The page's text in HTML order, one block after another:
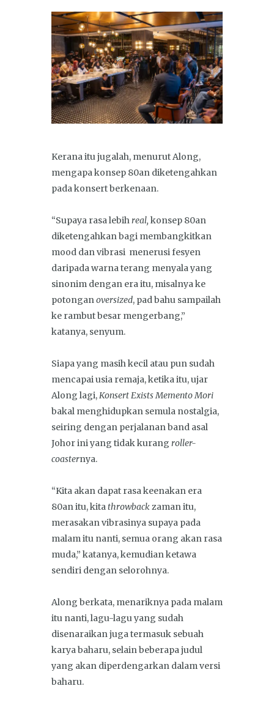
Kerana itu jugalah, menurut Along,
mengapa konsep 80an diketengahkan
pada konsert berkenaan.
“Supaya rasa lebihreal, konsep 80an
diketengahkan bagi membangkitkan
mood dan vibrasi menerusi fesyen
daripada warna terang menyala yang
sinonim dengan era itu, misalnya ke
potonganoversized, pad bahu sampailah
ke rambut besar mengerbang,”
katanya, senyum.
Siapa yang masih kecil atau pun sudah
mencapai usia remaja, ketika itu, ujar
Along lagi,Konsert Exists Memento Mori
bakal menghidupkan semula nostalgia,
seiring dengan perjalanan band asal
Johor ini yang tidak kurang roller-
coasternya.
“Kita akan dapat rasa keenakan era
80an itu, kitathrowbackzaman itu,
merasakan vibrasinya supaya pada
malam itu nanti, semua orang akan rasa
muda,” katanya, kemudian ketawa
sendiri dengan selorohnya.
Along berkata, menariknya pada malam
itu nanti, lagu-lagu yang sudah
disenaraikan juga termasuk sebuah
karya baharu, selain beberapa judul
yang akan diperdengarkan dalam versi
baharu.